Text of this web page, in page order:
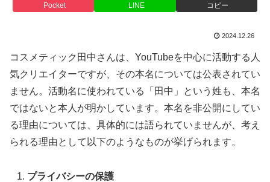
Pocket LINE コピー
2024.12.26
コスメティック田中さんは、YouTubeを中心に活動する人
気クリエイターですが、その本名については公表されてい
ません。活動名に使われている「田中」という姓も、本名
ではないと本人が明かしています。本名を非公開にしてい
る理由については、具体的には語られていませんが、考え
られる理由として以下のようなものが挙げられます。
プライバシーの保護